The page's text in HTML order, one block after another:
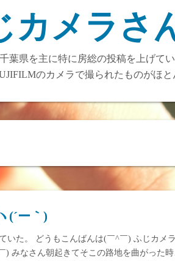
カメラさ
県を主に特に房総の投稿を上げて
のカメラで撮られたものがほ
(´ー｀)
いた。 どうもこんばんは(￣^￣) ふじカメ
) みなさん朝起きてそこの路地を曲がった